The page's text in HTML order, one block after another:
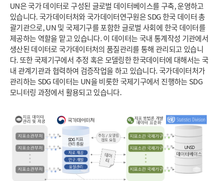
UN은 국가 데이터로 구성된 글로벌 데이터베이스를 구축, 운영하고
있습니다. 국가데이터처와 국가데이터연구원은 SDG 한국 데이터 총
괄기관으로, UN 및 국제기구를 포함한 글로벌 사회에 한국 데이터를
제공하는 역할을 맡고 있습니다. 이 데이터는 국내 통계작성 기관에서
생산된 데이터로 국가데이터처의 품질관리를 통해 관리되고 있습니
다. 또한 국제기구에서 추정 혹은 모델링한 한국데이터에 대해서는 국
내 관계기관과 협력하여 검증작업을 하고 있습니다. 국가데이터처가
관리하는 SDG 데이터는 UN을 비롯한 국제기구에서 진행하는 SDG
모니터링 과정에서 활용되고 있습니다.